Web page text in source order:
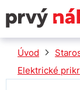
Úvod
Elektrické